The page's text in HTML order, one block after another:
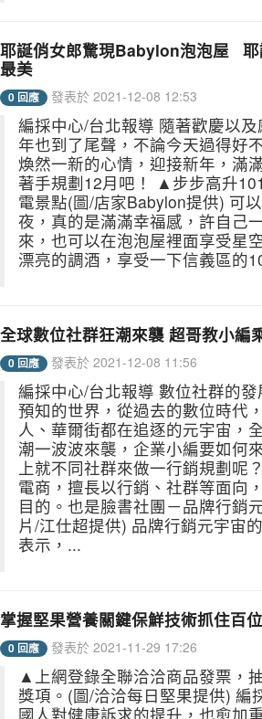
耶誕俏女郎驚現Babylon泡泡屋 耶
最美
0 回應 發表於 2021-12-08 12:53
編採中心/台北報導 隨著歡慶以
年也到了尾聲，不論今天過得好
煥然一新的心情，迎接新年，滿
著手規劃12月吧！ ▲步步高升
電景點(圖/店家Babylon提供) 可
夜，真的是滿滿幸福感，許自己
來，也可以在泡泡屋裡面享受星
漂亮的調酒，享受一下信義區的
全球數位社群狂潮來襲 超哥教小編
0 回應 發表於 2021-12-08 11:56
編採中心/台北報導 數位社群的
預知的世界，從過去的數位時代
人、華爾街都在追逐的元宇宙，
潮一波波來襲，企業小編要如何
上就不同社群來做一行銷規劃呢
電商，擅長以行銷、社群等面向
目的。也是臉書社團－品牌行銷
片/江仕超提供) 品牌行銷元宇宙
表示，...
掌握堅果營養關鍵保鮮技術抓住百
0 回應 發表於 2021-11-29 17:26
▲上網登錄全聯洽洽商品發票，
獎項。(圖/洽洽每日堅果提供) 編
國人對健康訴求的提升，也愈加